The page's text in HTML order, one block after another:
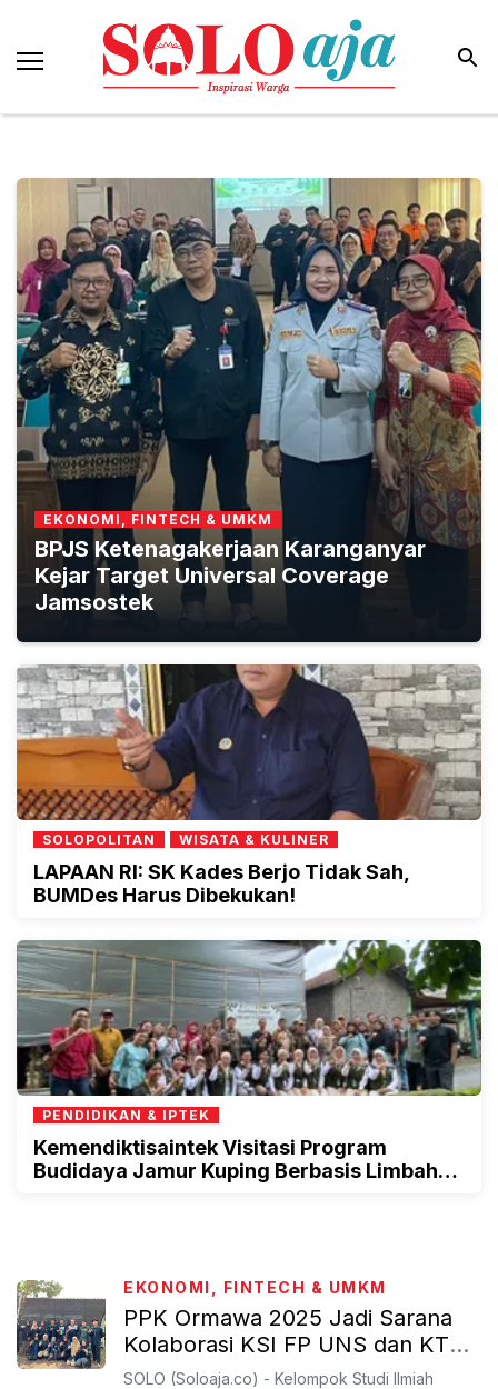
EKONOMI, FINTECH & UMKM
BPJS Ketenagakerjaan Karanganyar
Kejar Target Universal Coverage
Jamsostek
SOLOPOLITAN WISATA & KULINER
LAPAAN RI: SK Kades Berjo Tidak Sah,
BUMDes Harus Dibekukan!
PENDIDIKAN & IPTEK
Kemendiktisaintek Visitasi Program
Budidaya Jamur Kuping Berbasis Limbah
EKONOMI, FINTECH & UMKM
PPK Ormawa 2025 Jadi Sarana
Kolaborasi KSI FP UNS dan KTT
Sumber Gede Karanganyar
SOLO (Soloaja.co) - Kelompok Studi Ilmiah